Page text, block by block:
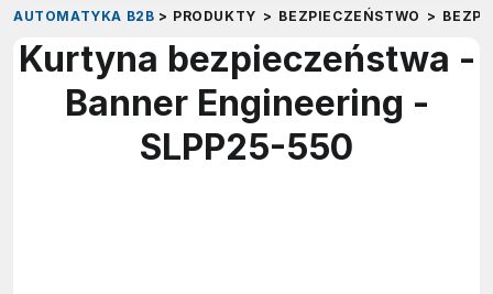
AUTOMATYKA B2B > PRODUKTY > BEZPIECZEŃSTWO >
Kurtyna bezpieczeństwa -
Banner Engineering -
SLPP25-550